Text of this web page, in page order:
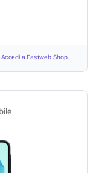
Accedi a Fastweb Shop